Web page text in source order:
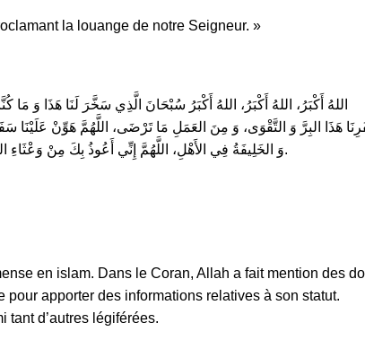
la louange de notre Seigneur. »
اللهُ أَكْبَرُ، اللهُ أَكْبَرُ، اللهُ أَكْبَرُ سُبْحَانَ الَّذِي سَخَّرَ لَنَا هَذَا وَ مَا
هَذَا البِرَّ وَ التَّقْوَى، وَ مِنَ العَمَلِ مَا تَرْضَى، اللَّهُمَّ هَوِّنْ عَلَيْنَا
وَ الخَلِيفَةُ فِي الأَهْلِ، اللَّهُمَّ إِنِّي أَعُوذُ بِكَ مِنْ وَعْثَاءِ السَّفَرِ، وَ كآبَةِ المَنْظَرِ وَ سُوءِ المُنْقَلَبِ فِي المَالِ وَ الأَهْلِ.
en islam. Dans le Coran, Allah a fait mention des
apporter des informations relatives à son statut.
tant d’autres légiférées.